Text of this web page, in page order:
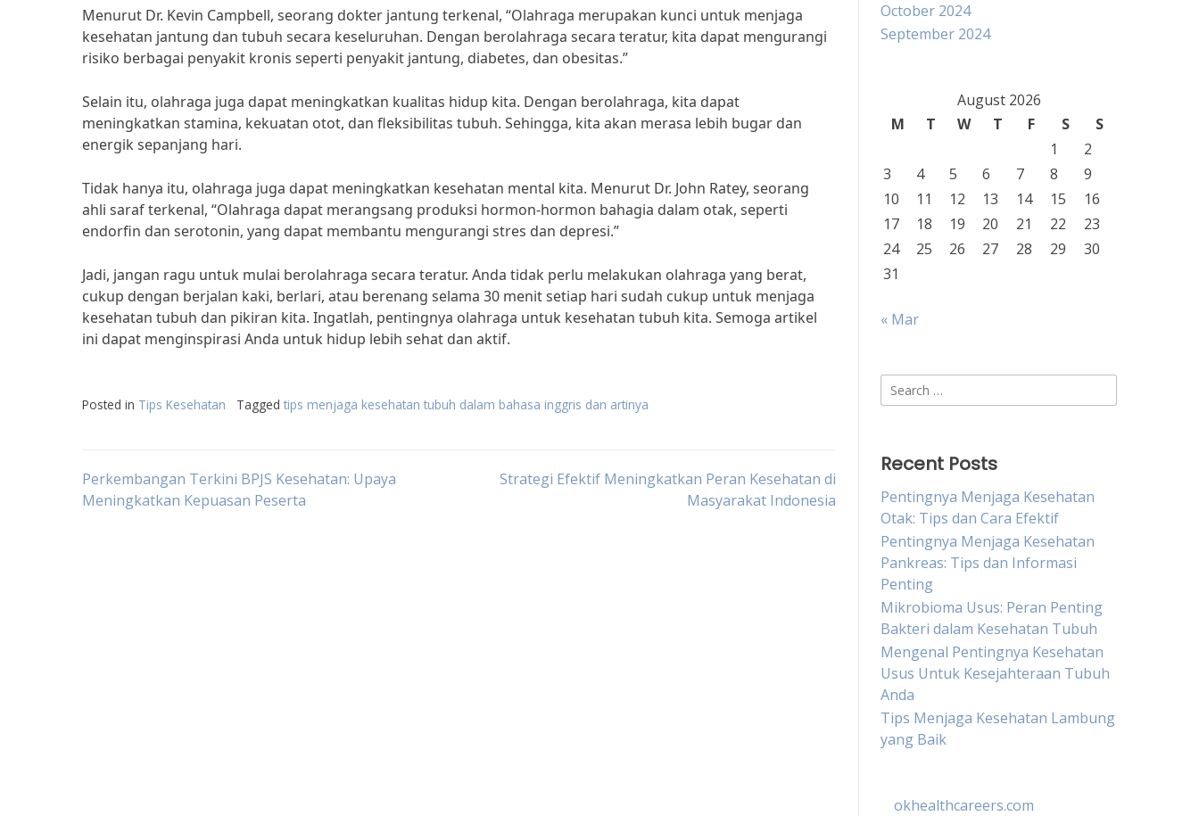
Menurut Dr. Kevin Campbell, seorang dokter jantung terkenal, “Olahraga merupakan kunci untuk menjaga
kesehatan jantung dan tubuh secara keseluruhan. Dengan berolahraga secara teratur, kita dapat mengurangi
risiko berbagai penyakit kronis seperti penyakit jantung, diabetes, dan obesitas.”
Selain itu, olahraga juga dapat meningkatkan kualitas hidup kita. Dengan berolahraga, kita dapat
meningkatkan stamina, kekuatan otot, dan fleksibilitas tubuh. Sehingga, kita akan merasa lebih bugar dan
energik sepanjang hari.
Tidak hanya itu, olahraga juga dapat meningkatkan kesehatan mental kita. Menurut Dr. John Ratey, seorang
ahli saraf terkenal, “Olahraga dapat merangsang produksi hormon-hormon bahagia dalam otak, seperti
endorfin dan serotonin, yang dapat membantu mengurangi stres dan depresi.”
Jadi, jangan ragu untuk mulai berolahraga secara teratur. Anda tidak perlu melakukan olahraga yang berat,
cukup dengan berjalan kaki, berlari, atau berenang selama 30 menit setiap hari sudah cukup untuk menjaga
kesehatan tubuh dan pikiran kita. Ingatlah, pentingnya olahraga untuk kesehatan tubuh kita. Semoga artikel
ini dapat menginspirasi Anda untuk hidup lebih sehat dan aktif.
Posted in Tips Kesehatan Tagged tips menjaga kesehatan tubuh dalam bahasa inggris dan artinya
Post
Perkembangan Terkini BPJS Kesehatan: Upaya
Meningkatkan Kepuasan Peserta
Strategi Efektif Meningkatkan Peran Kesehatan di
Masyarakat Indonesia
October 2024
September 2024
August 2026
M
T W T F S
S
1
2
3
4 5 6 7 8
9
10
11 12 13 14 15
16
17
18 19 20 21 22
23
24
25 26 27 28 29
30
31
« Mar
Search
for:
Recent Posts
Pentingnya Menjaga Kesehatan
Otak: Tips dan Cara Efektif
Pentingnya Menjaga Kesehatan
Pankreas: Tips dan Informasi
Penting
Mikrobioma Usus: Peran Penting
Bakteri dalam Kesehatan Tubuh
Mengenal Pentingnya Kesehatan
Usus Untuk Kesejahteraan Tubuh
Anda
Tips Menjaga Kesehatan Lambung
yang Baik
okhealthcareers.com